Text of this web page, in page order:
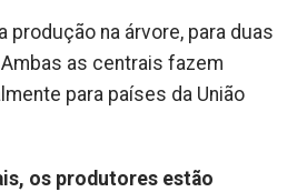
produção na árvore, para duas
as centrais fazem
para países da União
os produtores estão